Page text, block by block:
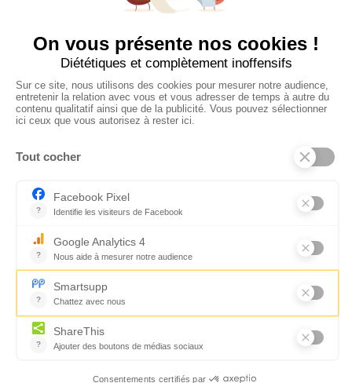
CONTACTEZ-NOUS
Florence Servan-Schreiber © 2026